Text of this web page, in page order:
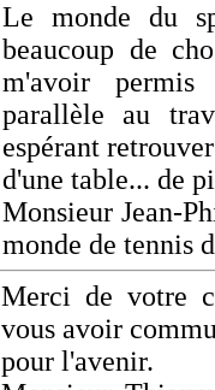
Le monde du
beaucoup de
m'avoir
parallèle au
espérant
d'une table... de
Monsieur Jean-
monde de tennis
Merci de votre
vous avoir
pour l'avenir.